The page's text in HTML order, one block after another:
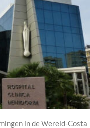
in de Wereld-Costa